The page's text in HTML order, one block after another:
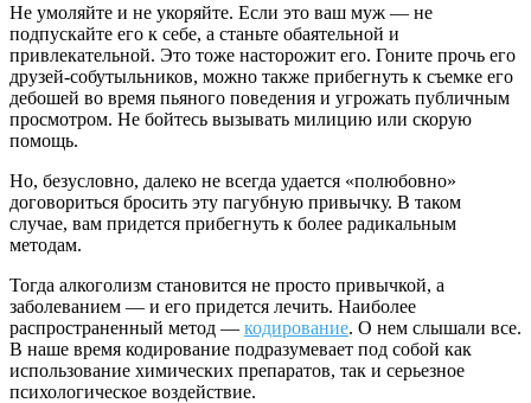
Не умоляйте и не укоряйте. Если это ваш муж — не
подпускайте его к себе, а станьте обаятельной и
привлекательной. Это тоже насторожит его. Гоните прочь его
друзей-собутыльников, можно также прибегнуть к съемке его
дебошей во время пьяного поведения и угрожать публичным
просмотром. Не бойтесь вызывать милицию или скорую
помощь.
Но, безусловно, далеко не всегда удается «полюбовно»
договориться бросить эту пагубную привычку. В таком
случае, вам придется прибегнуть к более радикальным
методам.
Тогда алкоголизм становится не просто привычкой, а
заболеванием — и его придется лечить. Наиболее
распространенный метод — кодирование. О нем слышали все.
В наше время кодирование подразумевает под собой как
использование химических препаратов, так и серьезное
психологическое воздействие.